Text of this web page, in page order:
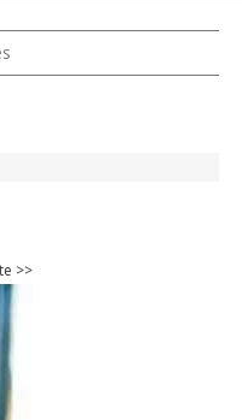
>>